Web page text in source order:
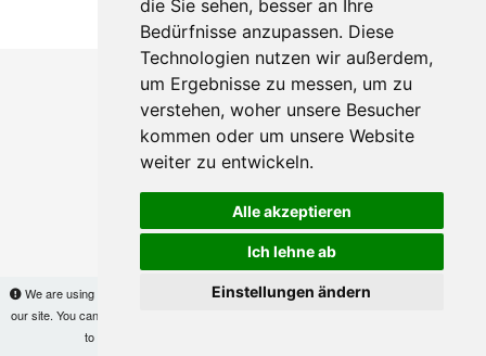
die Sie sehen, besser an Ihre
Bedürfnisse anzupassen. Diese
Technologien nutzen wir außerdem,
um Ergebnisse zu messen, um zu
verstehen, woher unsere Besucher
kommen oder um unsere Website
weiter zu entwickeln.
Alle akzeptieren
Ich lehne ab
Einstellungen ändern
We are using cookies to provide statistics that help us give you the best experience of
our site. You can find out more
to use the site without changes, you are agreeing to it.
Makis© Copyright 2026